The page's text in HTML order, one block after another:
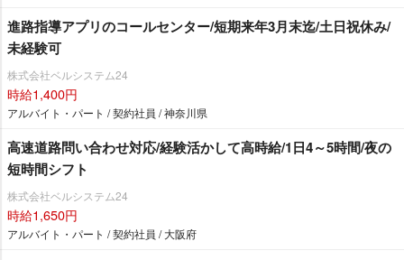
進路指導アプリのコールセンター/短期来年3月末迄/土日祝休み/
未経験可
株式会社ベルシステム24
時給1,400円
アルバイト・パート / 契約社員 / 神奈川県
高速道路問い合わせ対応/経験活かして高時給/1日4～5時間/夜の
短時間シフト
株式会社ベルシステム24
時給1,650円
アルバイト・パート / 契約社員 / 大阪府